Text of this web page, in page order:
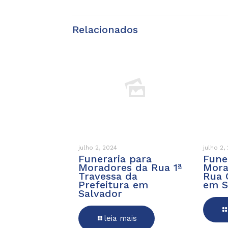
Relacionados
julho 2, 2024
Funeraria para
Moradores da Rua 1ª
Travessa da
Prefeitura em
Salvador
leia mais
julho 2,
Rua
em